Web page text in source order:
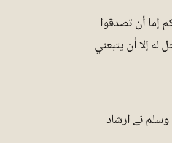
إما أن تصدقوا
إلا أن يتبعني
نے ارشاد